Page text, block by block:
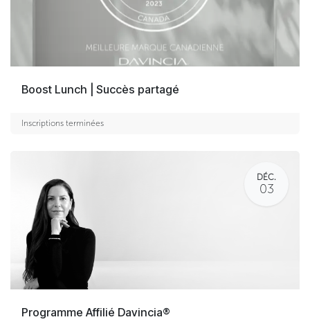
Boost Lunch | Succès partagé
Inscriptions terminées
DÉC.
03
Programme Affilié Davincia®